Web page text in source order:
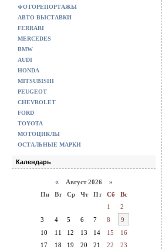
ФОТОРЕПОРТАЖЫ
АВТО ВЫСТАВКИ
FERRARI
MERCEDES
BMW
AUDI
HONDA
MITSUBISHI
PEUGEOT
CHEVROLET
FORD
TOYOTA
МОТОЦИКЛЫ
ОСТАЛЬНЫЕ МАРКИ
Календарь
« Август 2026 »
Пн
Вт Ср Чт Пт Сб
Вс
1
2
3
4 5 6 7 8
9
10
11 12 13 14 15
16
17
18 19 20 21 22
23